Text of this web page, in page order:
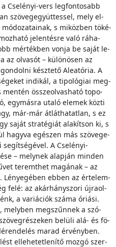
Cselényi-vers leg­fon­to­sabb
szövegegyüttessel, mely el­
s mi­köz­ben tö­ké­
je­len­tés­re va­ló rá­ha­
mér­ték­ben von­ja be sa­ját le­
az ol­va­sót – kü­lö­nö­sen az
kész­te­tő Aleatória. A
in­di­kál, a ti­po­ló­gi­ai meg­
men­tén ös­­sze­ol­vas­ha­tó to­po­
egy­más­ra uta­ló ele­mek köz­ti
már-már át­lát­ha­tat­lan, s ez
sa­ját stra­té­gi­át ala­kít­son ki, s
hagy­va egé­szen más szö­ve­ge­
A Cselényi-
– mely­nek alap­ján min­den
te­remt­het ma­gá­nak – az
Lé­nye­gé­ben eb­ben az ér­te­lem­
fe­lé: az akárhányszori új­ra­ol­
a va­ri­á­ci­ók szá­ma óri­á­si.
mely­ben meg­szűn­nek a szó­
be­lü­li alá- és fö­
ma­rad ér­vény­ben.
el­le­he­tet­le­ní­tő moz­gó szer­